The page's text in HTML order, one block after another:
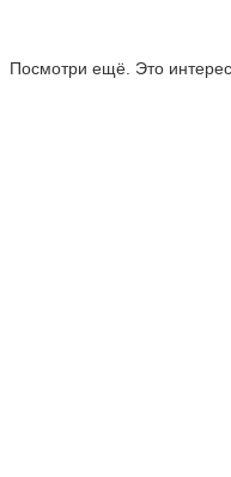
Посмотри ещё. Это